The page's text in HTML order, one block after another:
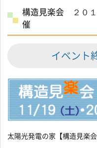
構造見楽会 ２０１
催
イベント
太陽光発電の家【構造見楽会